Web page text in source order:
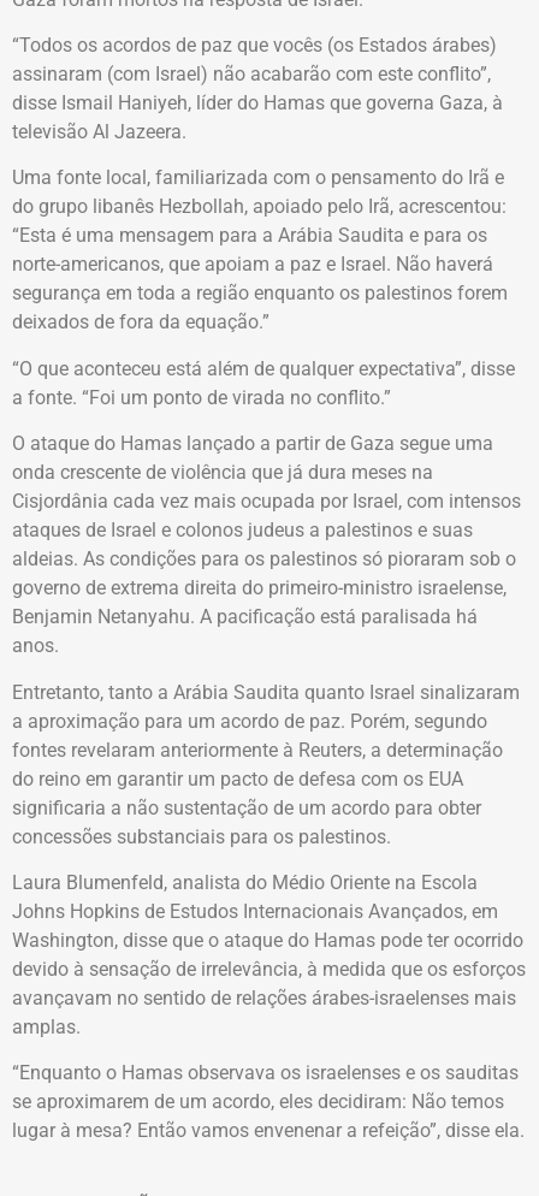
“Todos os acordos de paz que vocês (os Estados árabes)
assinaram (com Israel) não acabarão com este conflito”,
disse Ismail Haniyeh, líder do Hamas que governa Gaza, à
televisão Al Jazeera.
Uma fonte local, familiarizada com o pensamento do Irã e
do grupo libanês Hezbollah, apoiado pelo Irã, acrescentou:
“Esta é uma mensagem para a Arábia Saudita e para os
norte-americanos, que apoiam a paz e Israel. Não haverá
segurança em toda a região enquanto os palestinos forem
deixados de fora da equação.”
“O que aconteceu está além de qualquer expectativa”, disse
a fonte. “Foi um ponto de virada no conflito.”
O ataque do Hamas lançado a partir de Gaza segue uma
onda crescente de violência que já dura meses na
Cisjordânia cada vez mais ocupada por Israel, com intensos
ataques de Israel e colonos judeus a palestinos e suas
aldeias. As condições para os palestinos só pioraram sob o
governo de extrema direita do primeiro-ministro israelense,
Benjamin Netanyahu. A pacificação está paralisada há
anos.
Entretanto, tanto a Arábia Saudita quanto Israel sinalizaram
a aproximação para um acordo de paz. Porém, segundo
fontes revelaram anteriormente à Reuters, a determinação
do reino em garantir um pacto de defesa com os EUA
significaria a não sustentação de um acordo para obter
concessões substanciais para os palestinos.
Laura Blumenfeld, analista do Médio Oriente na Escola
Johns Hopkins de Estudos Internacionais Avançados, em
Washington, disse que o ataque do Hamas pode ter ocorrido
devido à sensação de irrelevância, à medida que os esforços
avançavam no sentido de relações árabes-israelenses mais
amplas.
“Enquanto o Hamas observava os israelenses e os sauditas
se aproximarem de um acordo, eles decidiram: Não temos
lugar à mesa? Então vamos envenenar a refeição”, disse ela.